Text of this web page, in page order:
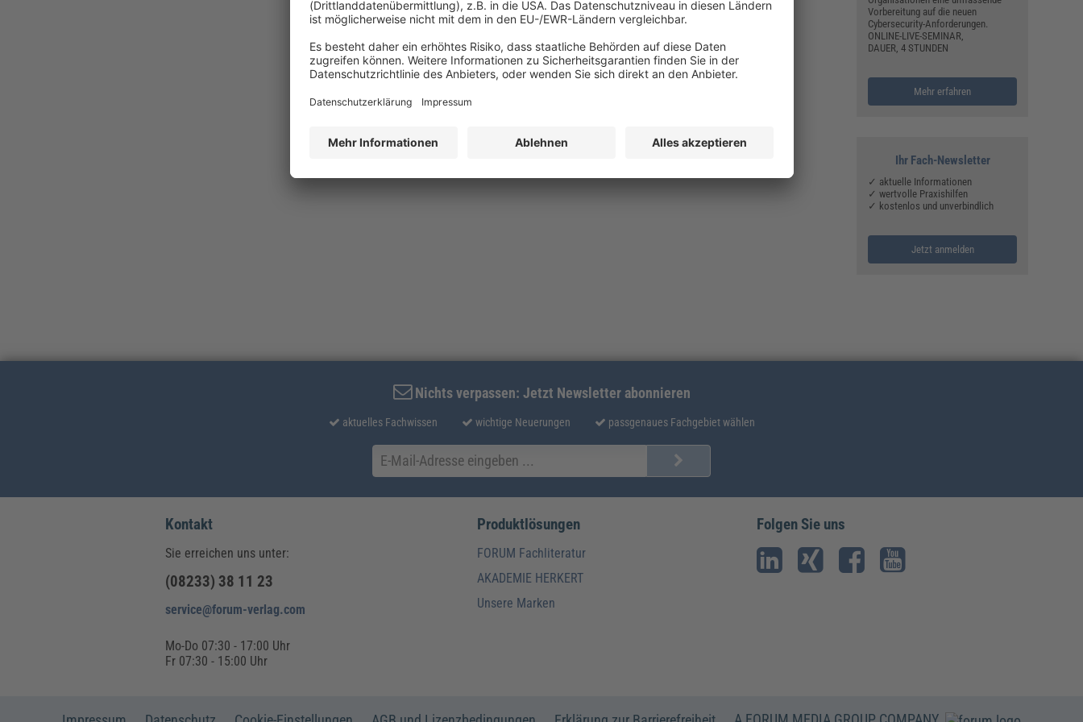
Vorbereitung auf die neuen
Cybersecurity-Anforderungen.
ONLINE-LIVE-SEMINAR,
DAUER, 4 STUNDEN
Mehr erfahren
Ihr Fach-Newsletter
✓ aktuelle Informationen
✓ wertvolle Praxishilfen
✓ kostenlos und unverbindlich
Jetzt anmelden
Nichts verpassen: Jetzt Newsletter abonnieren
aktuelles Fachwissen wichtige Neuerungen passgenaues Fachgebiet wählen
Kontakt
Sie erreichen uns unter:
(08233) 38 11 23
service@forum-verlag.com
Mo-Do 07:30 - 17:00 Uhr
Fr 07:30 - 15:00 Uhr
Produktlösungen
FORUM Fachliteratur
AKADEMIE HERKERT
Unsere Marken
Folgen Sie uns